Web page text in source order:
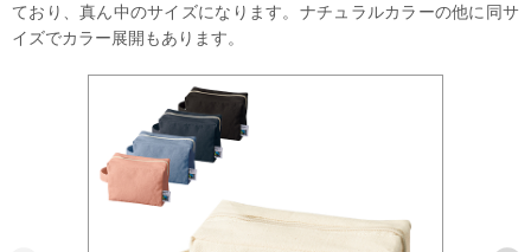
ており、真ん中のサイズになります。ナチュラルカラーの他に同サ
イズでカラー展開もあります。